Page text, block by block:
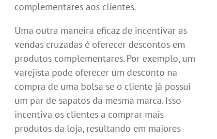
complementares aos clientes.
Uma outra maneira eficaz de incentivar as
vendas cruzadas é oferecer descontos em
produtos complementares. Por exemplo, um
varejista pode oferecer um desconto na
compra de uma bolsa se o cliente já possui
um par de sapatos da mesma marca. Isso
incentiva os clientes a comprar mais
produtos da loja, resultando em maiores